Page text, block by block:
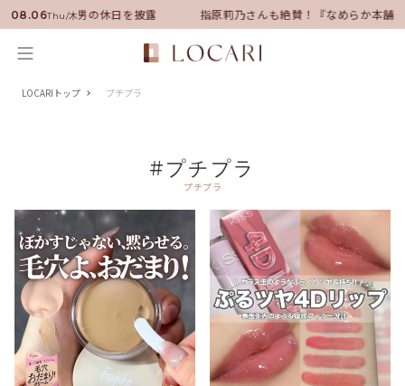
08.06Thu/木
就任！いい男の休日を披露 指原莉乃さんも絶賛！『なめらか本舗』
LOCARIトップ プチプラ
#プチプラ
プチプラ